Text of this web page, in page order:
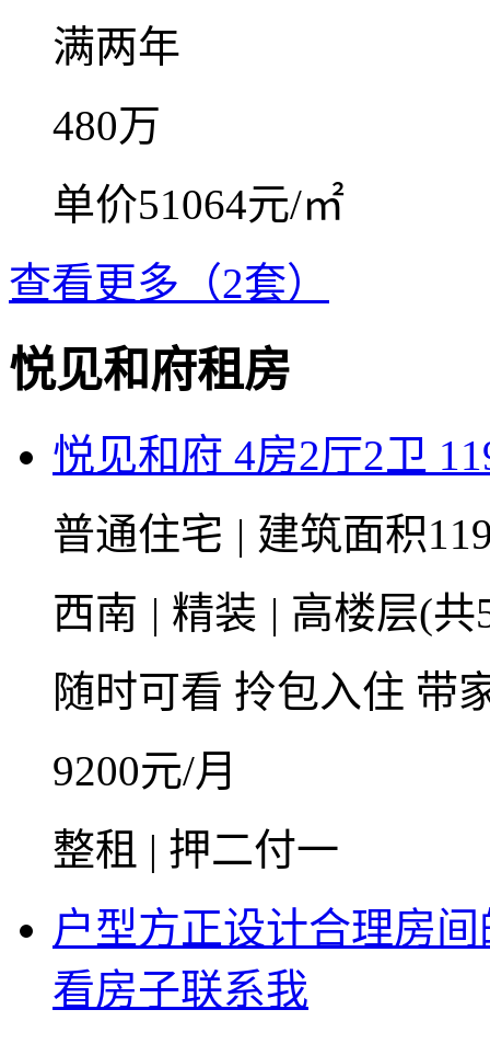
满两年
480万
单价51064元/㎡
查看更多（2套）
悦见和府租房
悦见和府 4房2厅2卫
普通住宅 | 建筑面积
西南 | 精装 | 高楼层(
随时可看 拎包入住 带
9200元/月
整租 | 押二付一
户型方正设计合理房
看房子联系我